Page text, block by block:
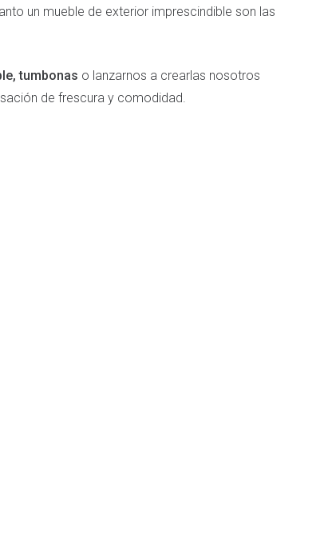
un mueble de exterior imprescindible son las
tumbonas o lanzarnos a crearlas nosotros
de frescura y comodidad.